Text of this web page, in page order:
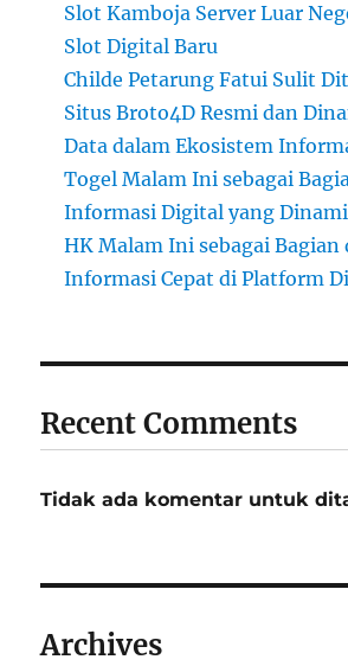
Slot Kamboja Server Luar
Slot Digital Baru
Childe Petarung Fatui Sulit
Situs Broto4D Resmi dan
Data dalam Ekosistem
Togel Malam Ini sebagai
Informasi Digital yang
HK Malam Ini sebagai Bagian
Informasi Cepat di Platform
Recent Comments
Tidak ada komentar untuk
Archives